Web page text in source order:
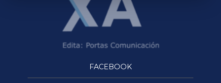
FACEBOOK